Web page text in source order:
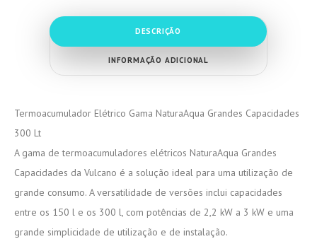
DESCRIÇÃO
INFORMAÇÃO ADICIONAL
Termoacumulador Elétrico Gama NaturaAqua Grandes Capacidades
300 Lt
A gama de termoacumuladores elétricos NaturaAqua Grandes
Capacidades da Vulcano é a solução ideal para uma utilização de
grande consumo. A versatilidade de versões inclui capacidades
entre os 150 l e os 300 l, com potências de 2,2 kW a 3 kW e uma
grande simplicidade de utilização e de instalação.